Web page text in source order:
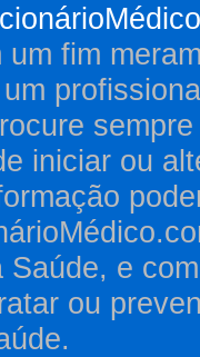
um fim
iniciar ou
Saúde, e
ou